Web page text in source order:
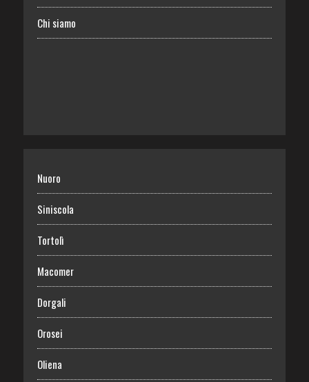
Chi siamo
Nuoro
Siniscola
Tortolì
Macomer
Dorgali
Orosei
Oliena